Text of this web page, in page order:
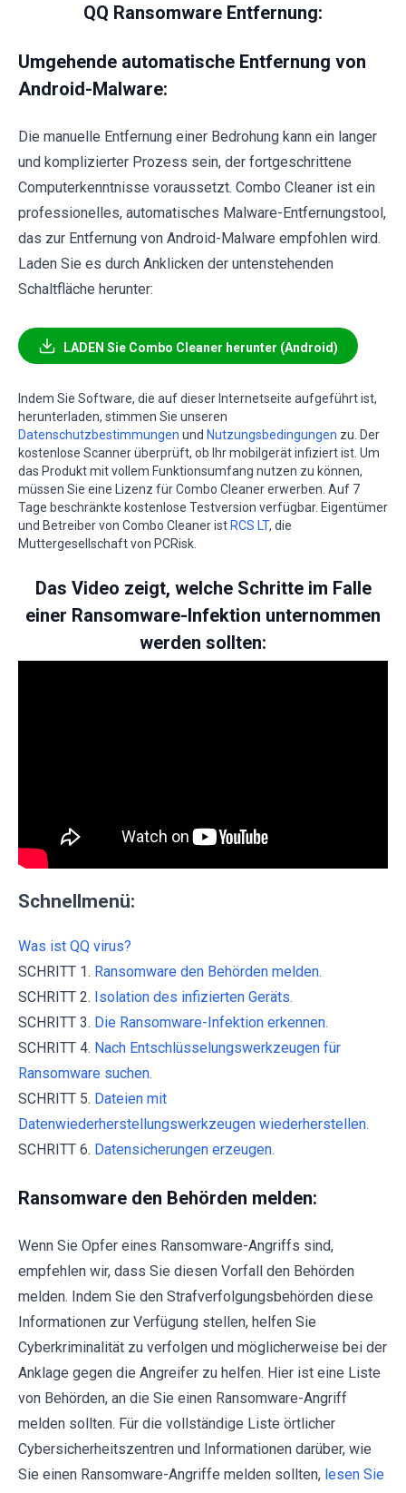
QQ Ransomware Entfernung:
Umgehende automatische Entfernung von
Android-Malware:
Die manuelle Entfernung einer Bedrohung kann ein langer
und komplizierter Prozess sein, der fortgeschrittene
Computerkenntnisse voraussetzt. Combo Cleaner ist ein
professionelles, automatisches Malware-Entfernungstool,
das zur Entfernung von Android-Malware empfohlen wird.
Laden Sie es durch Anklicken der untenstehenden
Schaltfläche herunter:
LADEN Sie Combo Cleaner herunter (Android)
Indem Sie Software, die auf dieser Internetseite aufgeführt ist,
herunterladen, stimmen Sie unseren
Datenschutzbestimmungen und Nutzungsbedingungen zu. Der
kostenlose Scanner überprüft, ob Ihr mobilgerät infiziert ist. Um
das Produkt mit vollem Funktionsumfang nutzen zu können,
müssen Sie eine Lizenz für Combo Cleaner erwerben. Auf 7
Tage beschränkte kostenlose Testversion verfügbar. Eigentümer
und Betreiber von Combo Cleaner ist RCS LT, die
Muttergesellschaft von PCRisk.
Das Video zeigt, welche Schritte im Falle
einer Ransomware-Infektion unternommen
werden sollten:
Schnellmenü:
Was ist QQ virus?
SCHRITT 1. Ransomware den Behörden melden.
SCHRITT 2. Isolation des infizierten Geräts.
SCHRITT 3. Die Ransomware-Infektion erkennen.
SCHRITT 4. Nach Entschlüsselungswerkzeugen für
Ransomware suchen.
SCHRITT 5. Dateien mit
Datenwiederherstellungswerkzeugen wiederherstellen.
SCHRITT 6. Datensicherungen erzeugen.
Ransomware den Behörden melden:
Wenn Sie Opfer eines Ransomware-Angriffs sind,
empfehlen wir, dass Sie diesen Vorfall den Behörden
melden. Indem Sie den Strafverfolgungsbehörden diese
Informationen zur Verfügung stellen, helfen Sie
Cyberkriminalität zu verfolgen und möglicherweise bei der
Anklage gegen die Angreifer zu helfen. Hier ist eine Liste
von Behörden, an die Sie einen Ransomware-Angriff
melden sollten. Für die vollständige Liste örtlicher
Cybersicherheitszentren und Informationen darüber, wie
Sie einen Ransomware-Angriffe melden sollten, lesen Sie